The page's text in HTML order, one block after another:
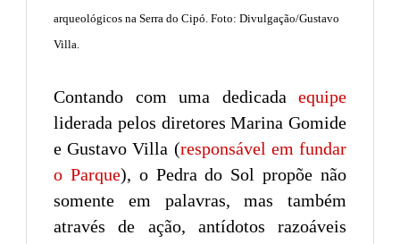
arqueológicos na Serra do Cipó. Foto: Divulgação/Gustavo
Villa.
Contando com uma dedicada equipe
liderada pelos diretores Marina Gomide
e Gustavo Villa (responsável em fundar
o Parque), o Pedra do Sol propõe não
somente em palavras, mas também
através de ação, antídotos razoáveis